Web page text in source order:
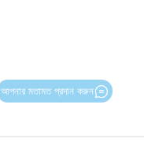
আপনার মতামত প্রদান করুন